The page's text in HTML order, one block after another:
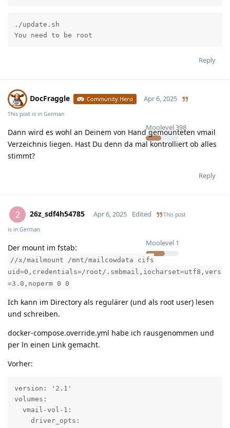
./update.sh
You need to be root
Reply
DocFraggle Community Hero
Moolevel398
Apr 6, 2025
This post is in German
Dann wird es wohl an Deinem von Hand gemounteten vmail
Verzeichnis liegen. Hast Du denn da mal kontrolliert ob alles
stimmt?
Reply
2 26z_sdf4h54785
Moolevel 1
Apr 6, 2025 Edited This post
is in German
Der mount im fstab:
//x/mailmount /mnt/mailcowdata cifs
uid=0,credentials=/root/.smbmail,iocharset=utf8,vers
=3.0,noperm 0 0
Ich kann im Directory als regulärer (und als root user) lesen
und schreiben.
docker-compose.override.yml habe ich rausgenommen und
per ln einen Link gemacht.
Vorher:
version: '2.1'
volumes:
  vmail-vol-1:
    driver_opts: